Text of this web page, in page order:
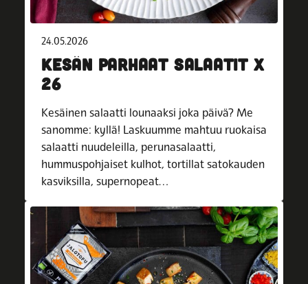
24.05.2026
KESÄN PARHAAT SALAATIT X
26
Kesäinen salaatti lounaaksi joka päivä? Me
sanomme: kyllä! Laskuumme mahtuu ruokaisa
salaatti nuudeleilla, perunasalaatti,
hummuspohjaiset kulhot, tortillat satokauden
kasviksilla, supernopeat…